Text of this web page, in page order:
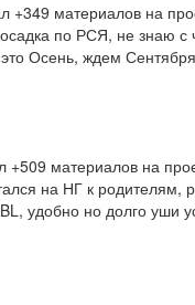
+349 материалов на
по РСЯ, не знаю
Осень, ждем
материалов на
на НГ к родителям,
удобно но долго уши